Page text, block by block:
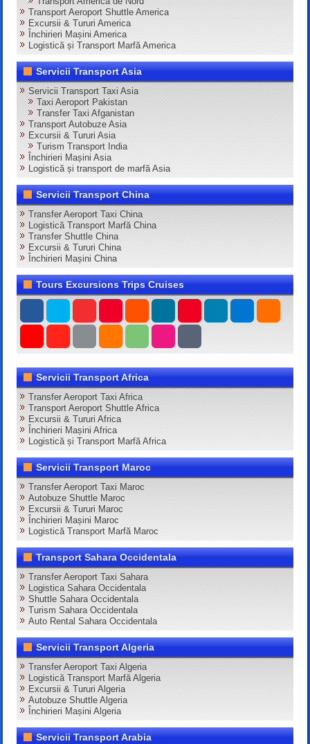
Transport Aeroport Shuttle America
Excursii & Tururi America
Închirieri Mașini America
Logistică și Transport Marfă America
Servicii Transport Asia
Servicii Transport Taxi Asia
Taxi Aeroport Pakistan
Transfer Taxi Afganistan
Transport Autobuze Asia
Excursii & Tururi Asia
Turism Transport India
Închirieri Mașini Asia
Logistică și transport de marfă Asia
Servicii Transport China
Transfer Aeroport Taxi China
Logistică Transport Marfă China
Transfer Shuttle China
Excursii & Tururi China
Închirieri Mașini China
Tours Excursions Trips Cruises
Servicii Transport Africa
Transfer Aeroport Taxi Africa
Transport Aeroport Shuttle Africa
Excursii & Tururi Africa
Închirieri Mașini Africa
Logistică și Transport Marfă Africa
Servicii Transport Maroc
Transfer Aeroport Taxi Maroc
Autobuze Shuttle Maroc
Excursii & Tururi Maroc
Închirieri Mașini Maroc
Logistică Transport Marfă Maroc
Transport Sahara Occidentala
Transfer Aeroport Taxi Sahara
Logistica Sahara Occidentala
Shuttle Sahara Occidentala
Turism Sahara Occidentala
Auto Rental Sahara Occidentala
Servicii Transport Algeria
Transfer Aeroport Taxi Algeria
Logistică Transport Marfă Algeria
Excursii & Tururi Algeria
Autobuze Shuttle Algeria
Închirieri Mașini Algeria
Servicii Transport Arabia